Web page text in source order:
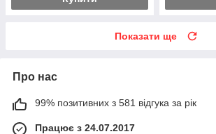
Показати ще
Про нас
99% позитивних з 581 відгука за рік
Працює з 24.07.2017